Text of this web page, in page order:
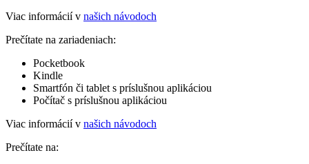
Viac informácií v našich návodoch
Prečítate na zariadeniach:
Pocketbook
Kindle
Smartfón či tablet s príslušnou aplikáciou
Počítač s príslušnou aplikáciou
Viac informácií v našich návodoch
Prečítate na: